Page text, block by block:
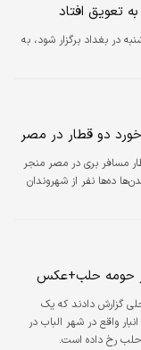
تعویق افتاد
در بغداد برگزار شود، به
دو قطار در مصر
مسافر بری در مصر منجر
ده‌ها نفر از شهروندان
حومه حلب+عکس
گزارش دادند که یک
واقع در شهر الباب در
رخ داده است.